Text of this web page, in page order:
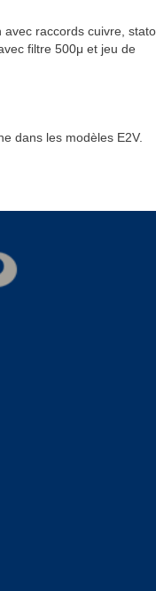
raccords cuivre,
filtre 500μ et jeu de
dans les modèles E2V.